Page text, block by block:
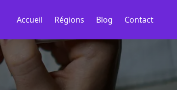
Accueil Régions Blog Contact